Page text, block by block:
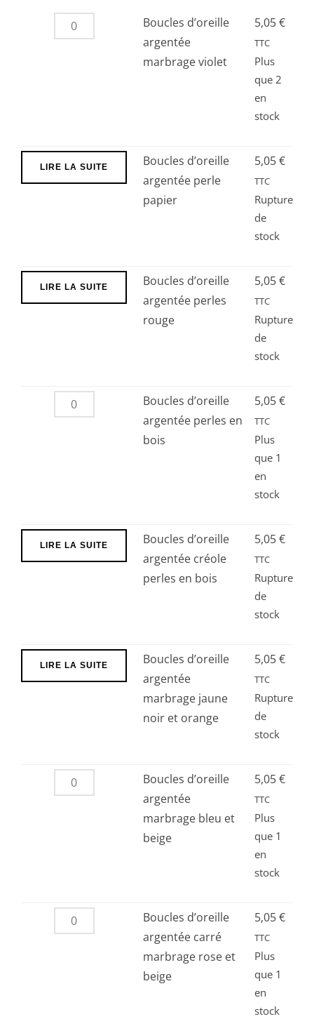
prix :
5,05 €
5,50 €
Boucles d’oreille
argentée
marbrage violet
5,05€
TTC
Plus
que 2
en
stock
LIRE LA SUITE
Boucles d’oreille
argentée perle
papier
5,05€
TTC
Rupture
de
stock
LIRE LA SUITE
Boucles d’oreille
argentée perles
rouge
5,05€
TTC
Rupture
de
stock
Boucles d’oreille
argentée perles en
bois
5,05€
TTC
Plus
que 1
en
stock
LIRE LA SUITE
Boucles d’oreille
argentée créole
perles en bois
5,05€
TTC
Rupture
de
stock
LIRE LA SUITE
Boucles d’oreille
argentée
marbrage jaune
noir et orange
5,05€
TTC
Rupture
de
stock
Boucles d’oreille
argentée
marbrage bleu et
beige
5,05€
TTC
Plus
que 1
en
stock
Boucles d’oreille
argentée carré
marbrage rose et
beige
5,05€
TTC
Plus
que 1
en
stock